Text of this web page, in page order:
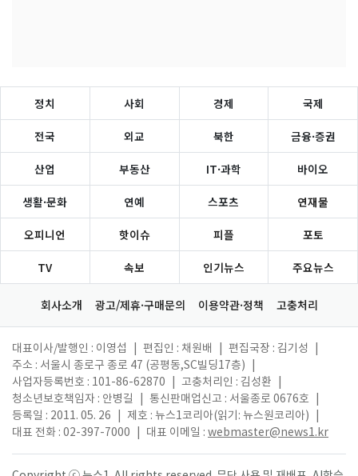
정치 사회 경제 국제
전국 외교 북한 금융·증권
산업 부동산 IT·과학 바이오
생활·문화 연예 스포츠 연재물
오피니언 핫이슈 피플 포토
TV 속보 인기뉴스 주요뉴스
회사소개 광고/제휴·구매문의 이용약관·정책 고충처리
대표이사/발행인 : 이영섭 편집인 : 채원배 편집국장 : 김기성
주소 : 서울시 종로구 종로 47 (공평동,SC빌딩17층)
사업자등록번호 : 101-86-62870
고충처리인 : 김성환
청소년보호책임자 : 안병길
통신판매업신고 : 서울종로 0676호
등록일 : 2011. 05. 26
제호 : 뉴스1코리아(읽기: 뉴스원코리아)
대표 전화 : 02-397-7000
대표 이메일 : webmaster@news1.kr